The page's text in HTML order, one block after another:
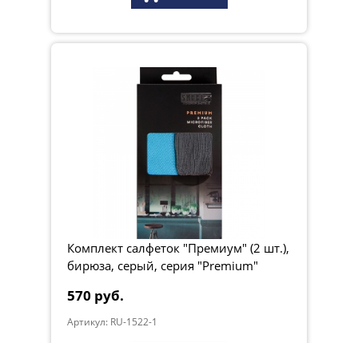
Комплект салфеток "Премиум" (2 шт.),
бирюза, серый, серия "Premium"
570 руб.
Артикул: RU-1522-1